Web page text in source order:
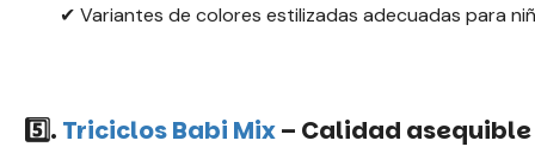
✔ Variantes de colores estilizadas adecuadas para
5️⃣. TriciclosBabi Mix– Calidad asequible